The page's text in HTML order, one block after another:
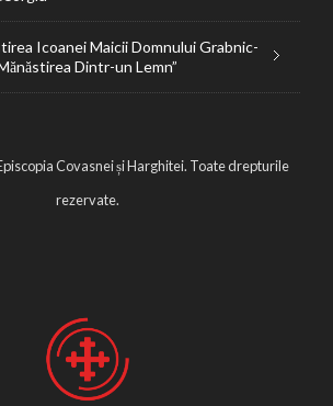
Icoanei Maicii Domnului Grabnic-
Dintr-un Lemn”
Covasnei și Harghitei. Toate drepturile
rezervate.